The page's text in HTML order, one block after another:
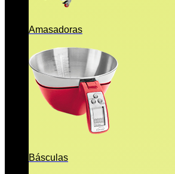
Amasadoras
Básculas